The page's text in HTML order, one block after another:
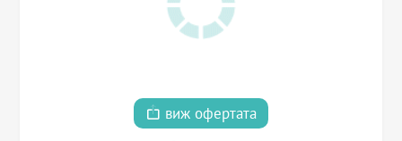
виж офертата